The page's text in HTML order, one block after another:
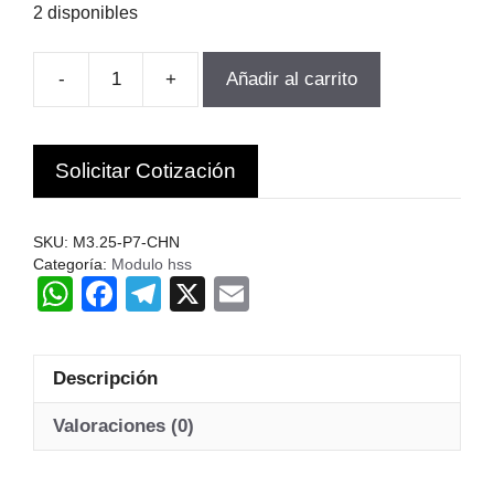
2 disponibles
-
FRESA
PARA
ENGranajes
M3.25-
134
Hss
+ Añadir al carrito
Solicitar Cotización
SKU: M3.25-P7-CHN
Categoría: Modulo hss
W
at
s
A
F
c
e
b
T
gr
a
X
Descripción
Valoraciones (0)